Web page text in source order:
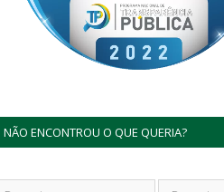
NÃO ENCONTROU O QUE QUERIA?